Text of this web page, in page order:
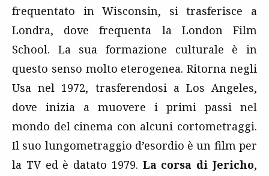
frequentato in Wisconsin, si trasferisce a
Londra, dove frequenta la London Film
School. La sua formazione culturale è in
questo senso molto eterogenea. Ritorna negli
Usa nel 1972, trasferendosi a Los Angeles,
dove inizia a muovere i primi passi nel
mondo del cinema con alcuni cortometraggi.
Il suo lungometraggio d’esordio è un film per
la TV ed è datato 1979. La corsa di Jericho,